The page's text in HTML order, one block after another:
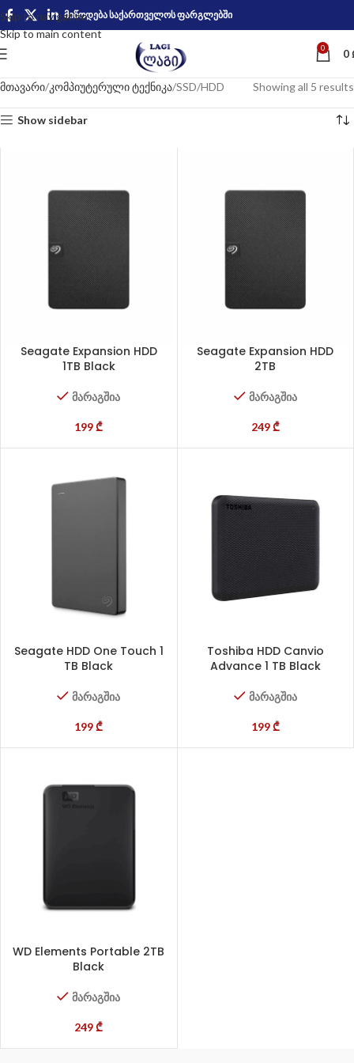
Skip to navigation
Skip to main content
მიწოდება საქართველოს ფარგლებში
0 0
მთავარი კომპიუტერული ტექნიკა SSD/HDD Showing all 5 results
Show sidebar
Seagate Expansion HDD
1TB Black
მარაგშია
199₾
Seagate Expansion HDD
2TB
მარაგშია
249₾
Seagate HDD One Touch 1
TB Black
მარაგშია
199₾
Toshiba HDD Canvio
Advance 1 TB Black
მარაგშია
199₾
WD Elements Portable 2TB
Black
მარაგშია
249₾